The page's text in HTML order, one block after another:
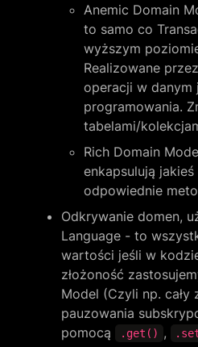
Anemic Domain
to samo co
wyższym
Realizowane
operacji w danym
programowania.
tabelami/
Rich Domain
enkapsulują
odpowiednie
Odkrywanie domen,
Language - to
wartości jeśli w
złożoność
Model (Czyli np. cały
pauzowania
pomocą
.get() ,